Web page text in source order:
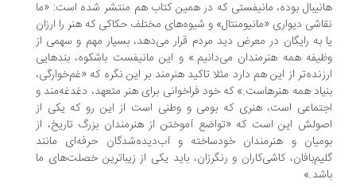
هانیبال بوده، مانیفستی که در همین کتاب هم منتشر شده است: «ما
نقاشی دیواری «مانیومنتال» و شیوه‌های مختلف حکاکی که هنر را ارزان
یا به رایگان در معرض دید مردم قرار می‌دهد، بسیار مهم و سهمی از
وظیفه همه هنرمندان می‌دانیم.» و این مانیفست باشکوه، بندهایی
ارزنده‌تر از این هم دارد مثلا تاکید هنرمند بر این نگره که «غم‌خوارگی،
بنیاد همه هنرهاست.» که خود فراخوانی برای هنر متعهد، دغدغه‌مند و
اجتماعی است، هنری که بومی‌ و وطنی است از این رو که یکی از
اصولش این است که «تواضع آموختن از هنرمندان بزرگ تاریخ، از
بومیان و هنرمندان خودساخته و آب‌دیده‌شدگان حرفه‌ای مانند
گلیم‌بافان، کاشی‌کاران و رنگرزان، باید یکی از زیباترین خصلت‌های ما
باشد.»